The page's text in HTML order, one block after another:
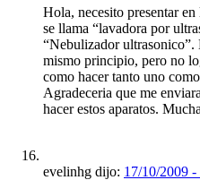
Hola, necesito presentar
se llama “lavadora por
“Nebulizador ultrasonico”.
mismo principio, pero no
como hacer tanto uno
Agradeceria que me
hacer estos aparatos.
evelinhg dijo: 17/10/2009 -